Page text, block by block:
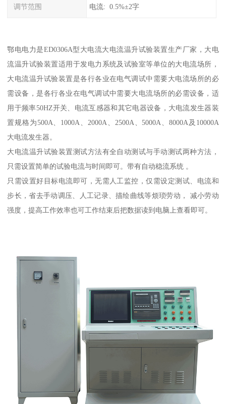
调节范围 电流: 0.5%±2字
鄂电电力是ED0306A型大电流大电流温升试验装置生产厂家，大电
流温升试验装置适用于发电力系统及试验室等单位的大电流场所，
大电流温升试验装置是各行各业在电气调试中需要大电流场所的必
需设备，是各行各业在电气调试中需要大电流场所的必需设备，适
用于频率50HZ开关、电流互感器和其它电器设备，大电流发生器装
置规格为500A、1000A、2000A、2500A、5000A、8000A及10000A
大电流发生器。
大电流温升试验装置测试方法有全自动测试与手动测试两种方法，
只需设置简单的试验电流与时间即可。带有自动稳流系统 。
只需设置好目标电流即可，无需人工监控，仅需设定测试、电流和
步长，省去手动调压、人工记录、描绘曲线等烦琐劳动， 减小劳动
强度，提高工作效率也可工作结束后把数据读到电脑上查看即可。